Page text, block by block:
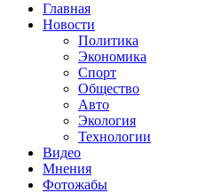
Главная
Новости
Политика
Экономика
Спорт
Общество
Авто
Экология
Технологии
Видео
Мнения
Фотожабы